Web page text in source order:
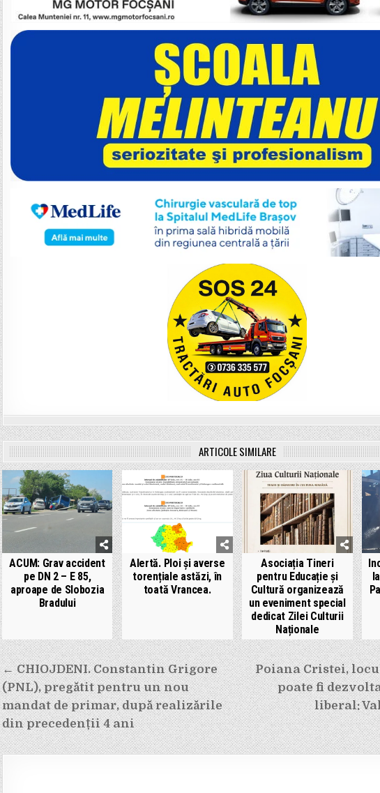
ARTICOLE SIMILARE
ACUM: Grav accident
pe DN 2 – E 85,
aproape de Slobozia
Bradului
Alertă. Ploi și averse
torențiale astăzi, în
toată Vrancea.
Asociația Tineri
pentru Educație și
Cultură organizează
un eveniment special
dedicat Zilei Culturii
Naționale
Navigare
în
articole
Poiana Cristei,
poate fi
liberal:
← CHIOJDENI. Constantin Grigore
(PNL), pregătit pentru un nou
mandat de primar, după realizările
din precedenții 4 ani